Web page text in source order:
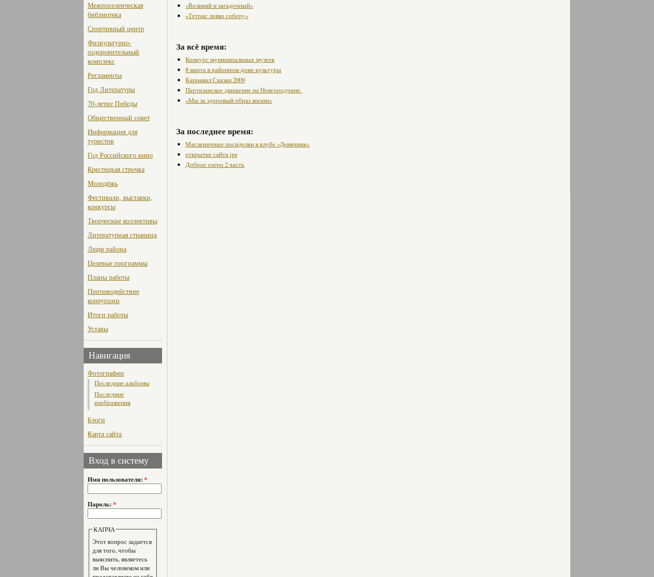
Межпоселенческая
библиотека
Спортивный центр
Физкультурно-
оздоровительный
комплекс
Регламенты
Год Литературы
70-летие Победы
Общественный совет
Информация для
туристов
Год Российского кино
Крестецкая строчка
Молодёжь
Фестивали, выставки,
конкурсы
Творческие коллективы
Литературная страница
Люди района
Целевые программы
Планы работы
Противодействие
коррупции
Итоги работы
Уставы
Навигация
Фотографии
Последние альбомы
Последние
изображения
Блоги
Карта сайта
Вход в систему
Имя пользователя: *
Пароль: *
КАПЧА
Этот вопрос задается
для того, чтобы
выяснить, являетесь
ли Вы человеком или
«Великий и загадочный»
«Тетрис ловко соберу»
За всё время:
Конкурс муниципальных музеев
8 марта в районном доме культуры
Карнавал Сказки 2009
Партизанское движение на Новгородчине.
«Мы за здоровый образ жизни»
За последнее время:
Масленичные посиделки в клубе «Девичник»
открытие сайта.jpg
Доброе озеро 2 часть